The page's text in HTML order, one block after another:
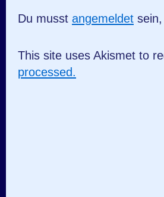
Du musst angemeldet
This site uses Akismet to
processed.